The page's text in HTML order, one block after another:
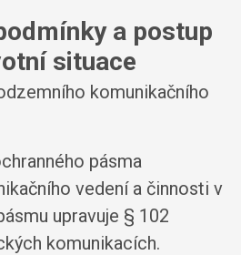
a postup
situace
komunikačního
pásma
vedení a činnosti v
upravuje § 102
komunikacích.